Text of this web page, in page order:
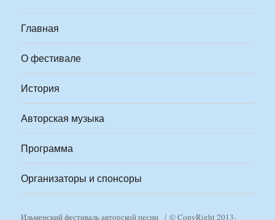
Главная
О фестивале
История
Авторская музыка
Программа
Организаторы и спонсоры
Ильменский фестиваль авторской песни © CopyRight 2013-